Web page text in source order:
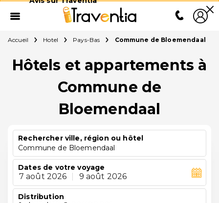
Accueil Hotel Pays-Bas Commune de Bloemendaal
Hôtels et appartements à
Commune de
Bloemendaal
Rechercher ville, région ou hôtel
Commune de Bloemendaal
Dates de votre voyage
7 août 2026 9 août 2026
Distribution